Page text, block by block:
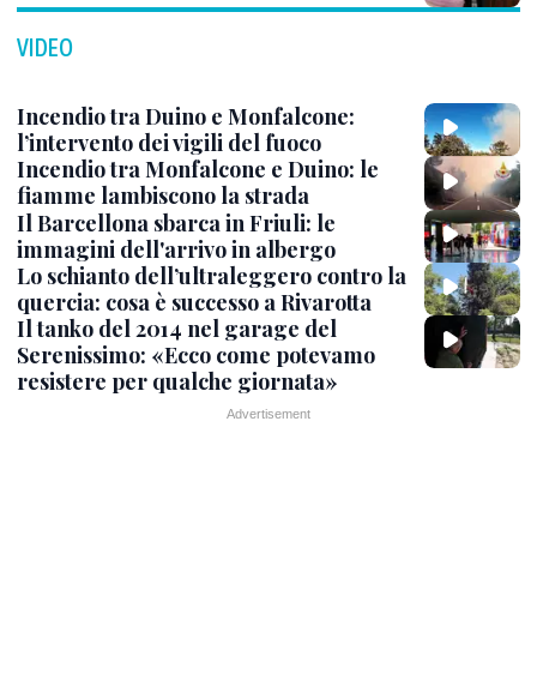
VIDEO
Incendio tra Duino e Monfalcone:
l’intervento dei vigili del fuoco
Incendio tra Monfalcone e Duino: le
fiamme lambiscono la strada
Il Barcellona sbarca in Friuli: le
immagini dell'arrivo in albergo
Lo schianto dell’ultraleggero contro la
quercia: cosa è successo a Rivarotta
Il tanko del 2014 nel garage del
Serenissimo: «Ecco come potevamo
resistere per qualche giornata»